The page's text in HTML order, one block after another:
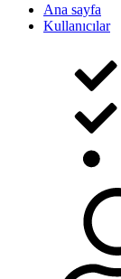
Ana sayfa
Kullanıcılar